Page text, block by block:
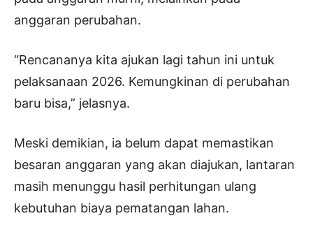
anggaran perubahan.
“Rencananya kita ajukan lagi tahun ini untuk
pelaksanaan 2026. Kemungkinan di perubahan
baru bisa,” jelasnya.
Meski demikian, ia belum dapat memastikan
besaran anggaran yang akan diajukan, lantaran
masih menunggu hasil perhitungan ulang
kebutuhan biaya pematangan lahan.